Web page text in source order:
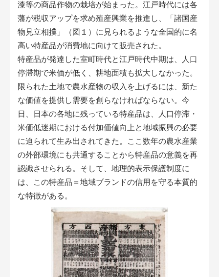
ログイン
漆等の商品作物の栽培が始まった。江戸時代には各
藩が税収アップを求め殖産興業を推進し、「諸国産
物見立相撲」（図１）に見られるような全国的に名
高い特産品が消費地に向けて販売された。
特産品が発達した室町時代と江戸時代中期は、人口
停滞期で米価が低く、耕地面積も拡大しなかった。
限られた土地で農水産物の収入を上げるには、新た
な価値を提供し需要を創らなければならない。今
日、日本の各地に残っている特産品は、人口停滞・
米価低迷期における付加価値向上と地域振興の必要
に迫られて生み出されてきた。ここ数年の農水産業
の外部環境にも共通することから特産品の意義を再
認識させられる。そして、地理的表示保護制度に
は、この特産品＝地域ブランドの信用を守る本質的
な特徴がある。